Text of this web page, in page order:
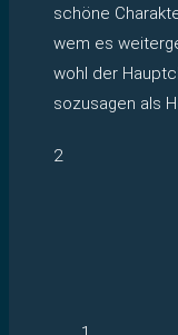
schöne
wem es
wohl der
sozusagen als
2